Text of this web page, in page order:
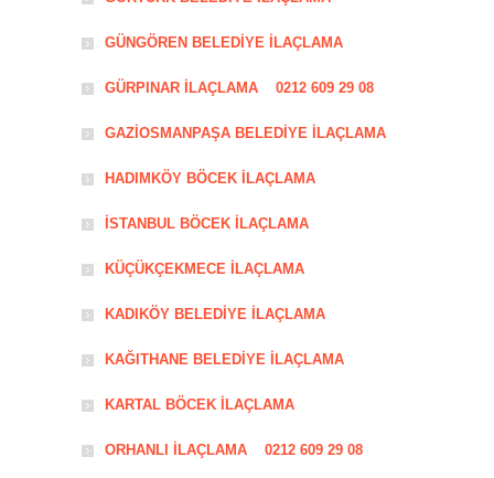
GÜNGÖREN BELEDİYE İLAÇLAMA
GÜRPINAR İLAÇLAMA 0212 609 29 08
GAZİOSMANPAŞA BELEDİYE İLAÇLAMA
HADIMKÖY BÖCEK İLAÇLAMA
İSTANBUL BÖCEK İLAÇLAMA
KÜÇÜKÇEKMECE İLAÇLAMA
KADIKÖY BELEDİYE İLAÇLAMA
KAĞITHANE BELEDİYE İLAÇLAMA
KARTAL BÖCEK İLAÇLAMA
ORHANLI İLAÇLAMA 0212 609 29 08